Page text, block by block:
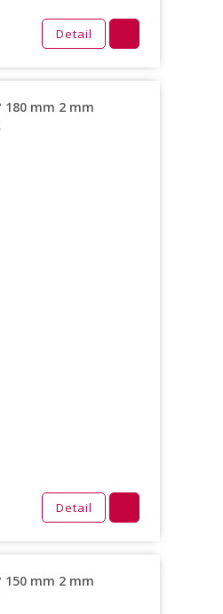
Detail
180 mm 2 mm
Detail
150 mm 2 mm